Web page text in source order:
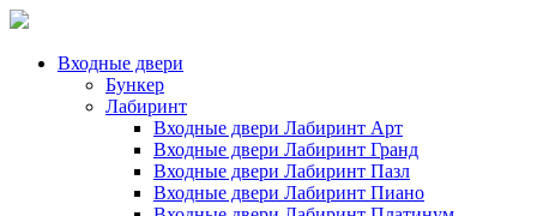
Входные двери
Бункер
Лабиринт
Входные двери Лабиринт Арт
Входные двери Лабиринт Гранд
Входные двери Лабиринт Пазл
Входные двери Лабиринт Пиано